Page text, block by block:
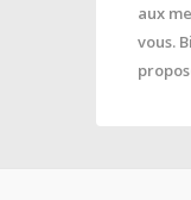
aux
vous.